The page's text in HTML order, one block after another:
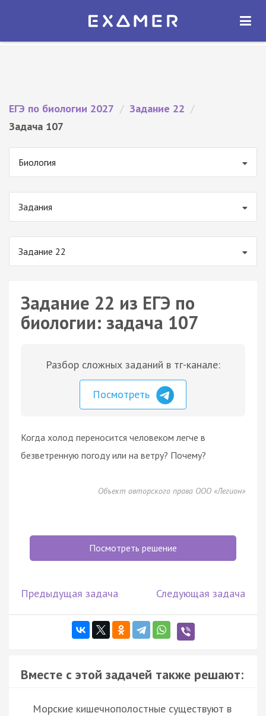
Экзамер — ЕГЭ 2027
ОТКРЫТЬ
ЕГЭ по биологии 2027 / Задание 22 /
Задача 107
Биология
Задания
Задание 22
Задание 22 из ЕГЭ по
биологии: задача 107
Разбор сложных заданий в тг-канале:
Посмотреть
Когда холод переносится человеком легче в
безветренную погоду или на ветру? Почему?
Объект авторского права ООО «Легион»
Посмотреть решение
Предыдущая задача Следующая задача
Вместе с этой задачей также решают:
Морские кишечнополостные существуют в